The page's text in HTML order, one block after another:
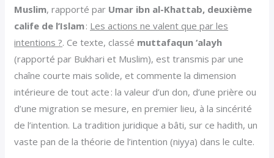
Muslim, rapporté par Umar ibn al-Khattab, deuxième
calife de l’Islam: Les actions ne valent que par les
intentions ?. Ce texte, classé muttafaqun ‘alayh
(rapporté par Bukhari et Muslim), est transmis par une
chaîne courte mais solide, et commente la dimension
intérieure de tout acte : la valeur d’un don, d’une prière ou
d’une migration se mesure, en premier lieu, à la sincérité
de l’intention. La tradition juridique a bâti, sur ce hadith, un
vaste pan de la théorie de l’intention (niyya) dans le culte.